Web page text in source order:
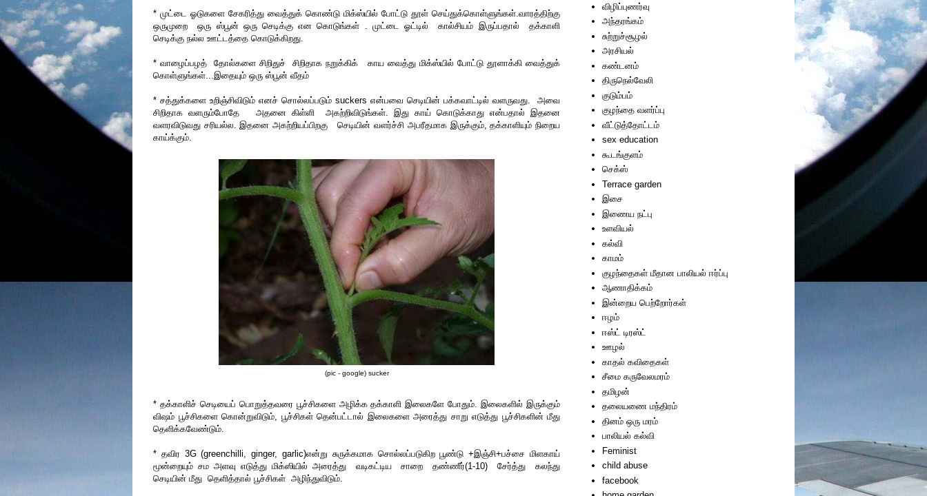
* முட்டை ஓடுகளை சேகரித்து வைத்துக் கொண்டு மிக்ஸ்யில் போட்டு தூள் செய்துக்கொள்ளுங்கள்.வாரத்திற்கு
ஒருமுறை ஒரு ஸ்பூன் ஒரு செடிக்கு என கொடுங்கள் . முட்டை ஓட்டில் கால்சியம் இருப்பதால் தக்காளி
செடிக்கு நல்ல ஊட்டத்தை கொடுக்கிறது.
* வாழைப்பழத் தோல்களை சிறிதுச் சிறிதாக நறுக்கிக் காய வைத்து மிக்ஸ்யில் போட்டு தூளாக்கி வைத்துக்
கொள்ளுங்கள்...இதையும் ஒரு ஸ்பூன் வீதம்
* சத்துக்களை உறிஞ்சிவிடும் எனச் சொல்லப்படும் suckers என்பவை செடியின் பக்கவாட்டில் வளருவது. அவை
சிறிதாக வளரும்போதே அதனை கிள்ளி அகற்றிவிடுங்கள். இது காய் கொடுக்காது என்பதால் இதனை
வளரவிடுவது சரியல்ல. இதனை அகற்றியப்பிறகு செடியின் வளர்ச்சி அபரீதமாக இருக்கும், தக்காளியும் நிறைய
காய்க்கும்.
(pic - google) sucker
* தக்காளிச் செடியைப் பொறுத்தவரை பூச்சிகளை அழிக்க தக்காளி இலைகளே போதும். இலைகளில் இருக்கும்
விஷம் பூச்சிகளை கொன்றுவிடும், பூச்சிகள் தென்பட்டால் இலைகளை அரைத்து சாறு எடுத்து பூச்சிகளின் மீது
தெளிக்கவேண்டும்.
* தவிர 3G (greenchilli, ginger, garlic)என்று சுருக்கமாக சொல்லப்படுகிற பூண்டு +இஞ்சி+பச்சை மிளகாய்
மூன்றையும் சம அளவு எடுத்து மிக்ஸியில் அரைத்து வடிகட்டிய சாறை தண்ணீர்(1-10) சேர்த்து கலந்து
செடியின் மீது தெளித்தால் பூச்சிகள் அழிந்துவிடும்.
விழிப்புணர்வு
அந்தரங்கம்
சுற்றுச்சூழல்
அரசியல்
கண்டனம்
திருநெல்வேலி
குடும்பம்
குழந்தை வளர்ப்பு
வீட்டுத்தோட்டம்
sex education
கூடங்குளம்
செக்ஸ்
Terrace garden
இசை
இணைய நட்பு
உளவியல்
கல்வி
காமம்
குழந்தைகள் மீதான பாலியல் ஈர்ப்பு
ஆணாதிக்கம்
இன்றைய பெற்றோர்கள்
ஈழம்
ஈஸ்ட் டிரஸ்ட்
ஊழல்
காதல் கவிதைகள்
சீமை கருவேலமரம்
தமிழன்
தலையணை மந்திரம்
தினம் ஒரு மரம்
பாலியல் கல்வி
Feminist
child abuse
facebook